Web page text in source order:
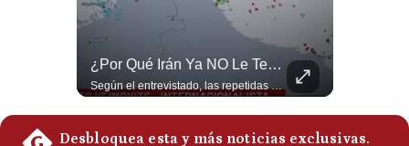
Frecuentes
¿Por Qué Irán Ya NO Le Teme A Donald Trump? | #radar24